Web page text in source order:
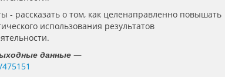
- рассказать о том, как целенаправленно повышать
использования результатов
данные —